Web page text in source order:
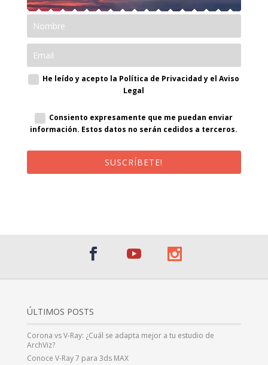
He leído y acepto la Política de Privacidad y el Aviso
Legal
Consiento expresamente que me puedan enviar
información. Estos datos no serán cedidos a terceros.
SUSCRÍBETE!
ÚLTIMOS POSTS
Corona vs V-Ray: ¿Cuál se adapta mejor a tu estudio de
ArchViz?
Conoce V-Ray 7 para 3ds MAX